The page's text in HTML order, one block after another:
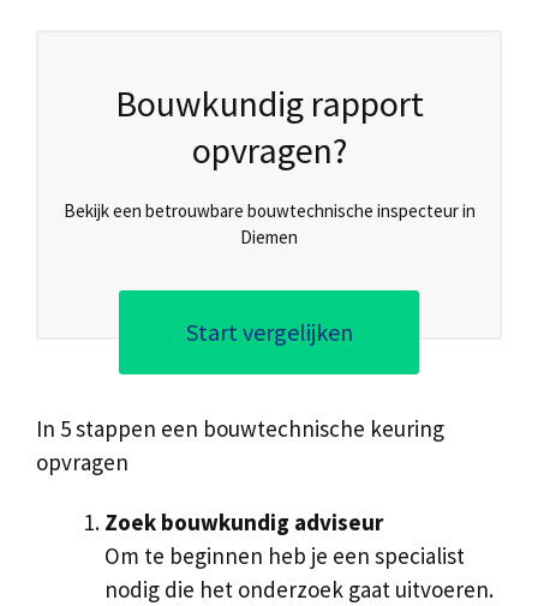
Bouwkundig rapport
opvragen?
Bekijk een betrouwbare bouwtechnische inspecteur in
Diemen
Start vergelijken
In 5 stappen een bouwtechnische keuring
opvragen
Zoek bouwkundig adviseur
Om te beginnen heb je een specialist
nodig die het onderzoek gaat uitvoeren.